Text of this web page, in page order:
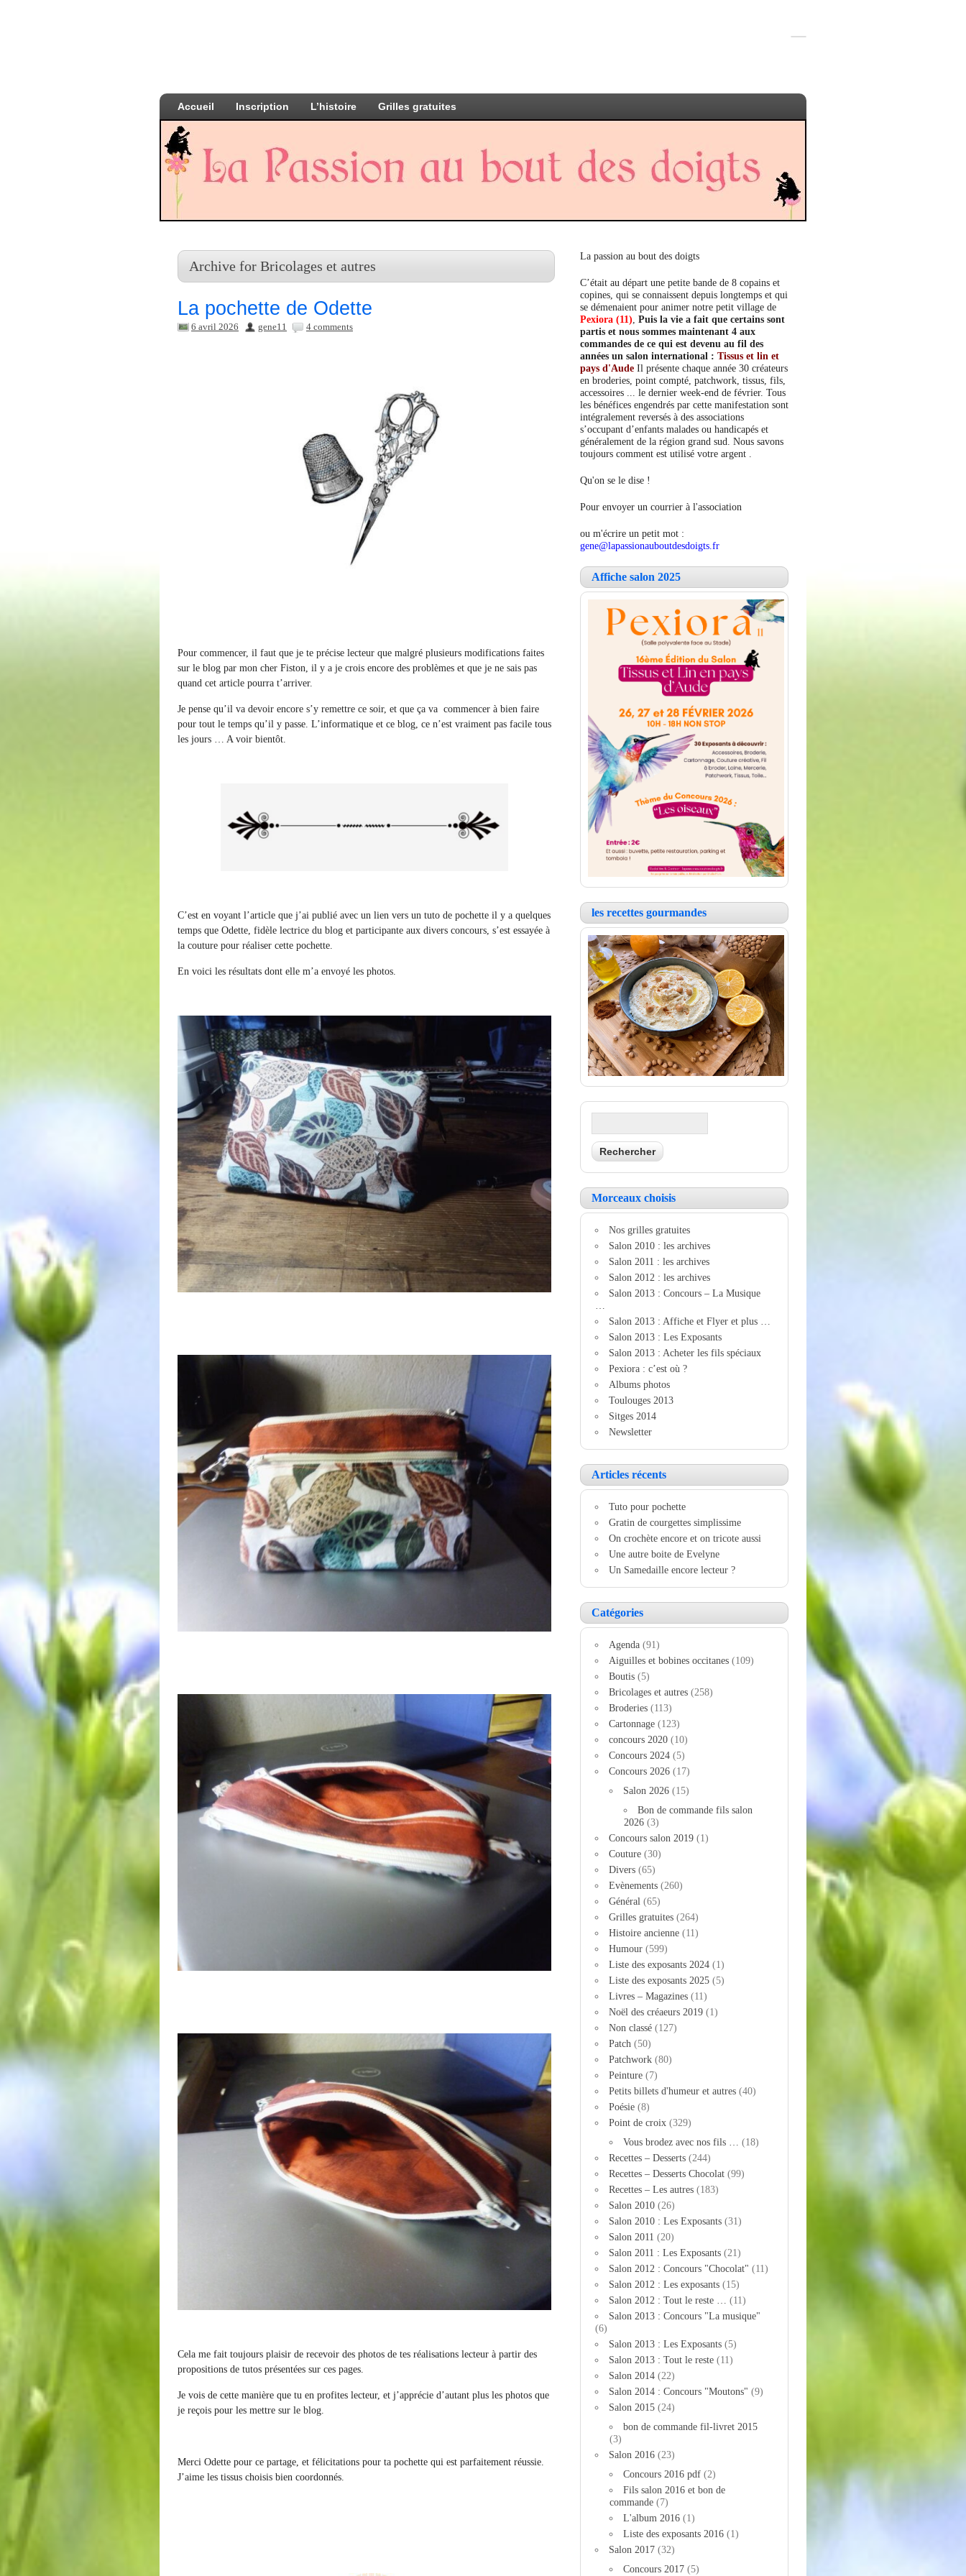
Accueil Inscription L’histoire Grilles gratuites
Archive for Bricolages et autres
La pochette de Odette
6 avril 2026 gene11 4 comments
Pour commencer, il faut que je te précise lecteur que malgré plusieurs modifications faites
sur le blog par mon cher Fiston, il y a je crois encore des problèmes et que je ne sais pas
quand cet article pourra t’arriver.
Je pense qu’il va devoir encore s’y remettre ce soir, et que ça va commencer à bien faire
pour tout le temps qu’il y passe. L’informatique et ce blog, ce n’est vraiment pas facile tous
les jours … A voir bientôt.
C’est en voyant l’article que j’ai publié avec un lien vers un tuto de pochette il y a quelques
temps que Odette, fidèle lectrice du blog et participante aux divers concours, s’est essayée à
la couture pour réaliser cette pochette.
En voici les résultats dont elle m’a envoyé les photos.
Cela me fait toujours plaisir de recevoir des photos de tes réalisations lecteur à partir des
propositions de tutos présentées sur ces pages.
Je vois de cette manière que tu en profites lecteur, et j’apprécie d’autant plus les photos que
je reçois pour les mettre sur le blog.
Merci Odette pour ce partage, et félicitations pour ta pochette qui est parfaitement réussie.
J’aime les tissus choisis bien coordonnés.
La passion au bout des doigts
C’était au départ une petite bande de 8 copains et
copines, qui se connaissent depuis longtemps et qui
se démenaient pour animer notre petit village de
Pexiora (11) Puis la vie a fait que certains sont
partis et nous sommes maintenant 4 aux
commandes de ce qui est devenu au fil des
années un salon international : Tissus et lin et
pays d'Aude Il présente chaque année 30 créateurs
en broderies, point compté, patchwork, tissus, fils,
accessoires ... le dernier week-end de février. Tous
les bénéfices engendrés par cette manifestation sont
intégralement reversés à des associations
s’occupant d’enfants malades ou handicapés et
généralement de la région grand sud. Nous savons
toujours comment est utilisé votre argent .
Qu'on se le dise !
Pour envoyer un courrier à l'association
ou m'écrire un petit mot :
gene@lapassionauboutdesdoigts.fr
Affiche salon 2025
les recettes gourmandes
Morceaux choisis
Nos grilles gratuites
Salon 2010 : les archives
Salon 2011 : les archives
Salon 2012 : les archives
Salon 2013 : Concours – La Musique
Salon 2013 : Affiche et Flyer et plus …
Salon 2013 : Les Exposants
Salon 2013 : Acheter les fils spéciaux
Pexiora : c’est où ?
Albums photos
Toulouges 2013
Sitges 2014
Newsletter
Articles récents
Tuto pour pochette
Gratin de courgettes simplissime
On crochète encore et on tricote aussi
Une autre boite de Evelyne
Un Samedaille encore lecteur ?
Catégories
Agenda (91)
Aiguilles et bobines occitanes (109)
Boutis (5)
Bricolages et autres (258)
Broderies (113)
Cartonnage (123)
concours 2020 (10)
Concours 2024 (5)
Concours 2026 (17)
Salon 2026 (15)
Bon de commande fils salon
2026 (3)
Concours salon 2019 (1)
Couture (30)
Divers (65)
Evènements (260)
Général (65)
Grilles gratuites (264)
Histoire ancienne (11)
Humour (599)
Liste des exposants 2024 (1)
Liste des exposants 2025 (5)
Livres – Magazines (11)
Noël des créaeurs 2019 (1)
Non classé (127)
Patch (50)
Patchwork (80)
Peinture (7)
Petits billets d'humeur et autres (40)
Poésie (8)
Point de croix (329)
Vous brodez avec nos fils …
(18)
Recettes – Desserts (244)
Recettes – Desserts Chocolat (99)
Recettes – Les autres (183)
Salon 2010 (26)
Salon 2010 : Les Exposants (31)
Salon 2011 (20)
Salon 2011 : Les Exposants (21)
Salon 2012 : Concours "Chocolat" (11)
Salon 2012 : Les exposants (15)
Salon 2012 : Tout le reste …
(11)
Salon 2013 : Concours "La musique"
(6)
Salon 2013 : Les Exposants (5)
Salon 2013 : Tout le reste (11)
Salon 2014 (22)
Salon 2014 : Concours "Moutons" (9)
Salon 2015 (24)
bon de commande fil-livret 2015
(3)
Salon 2016 (23)
Concours 2016 pdf (2)
Fils salon 2016 et bon de
commande (7)
L'album 2016 (1)
Liste des exposants 2016 (1)
Salon 2017 (32)
Concours 2017 (5)